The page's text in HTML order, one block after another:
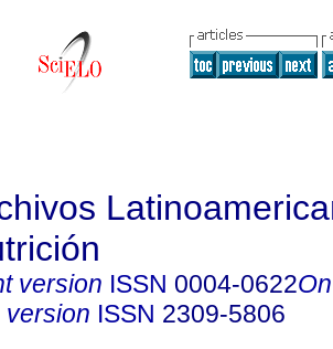
version ISSN 0004-0622
version ISSN 2309-5806